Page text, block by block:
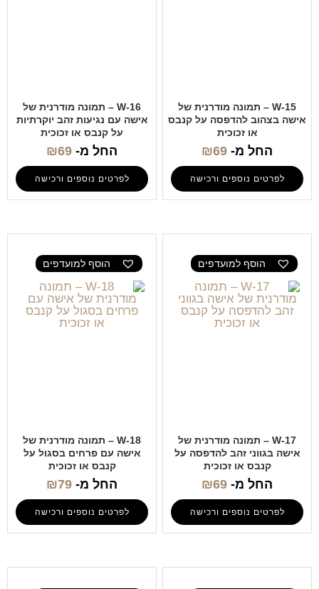
W-15 – תמונה מודרנית של
אישה בצהוב להדפסה על קנבס
או זכוכית
החל מ- ₪69
לפרטים נוספים ורכישה
W-16 – תמונה מודרנית של
אישה עם נגיעות זהב יוקרתיות
על קנבס או זכוכית
החל מ- ₪69
לפרטים נוספים ורכישה
הוסף למועדפים
W-17 – תמונה מודרנית של
אישה בגווני זהב להדפסה על
קנבס או זכוכית
החל מ- ₪69
לפרטים נוספים ורכישה
הוסף למועדפים
W-18 – תמונה מודרנית של
אישה עם פרחים בסגול על
קנבס או זכוכית
החל מ- ₪79
לפרטים נוספים ורכישה